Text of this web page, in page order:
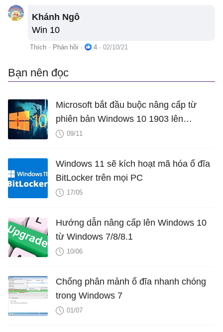
Khánh Ngô
Win 10
Thích · Phản hồi · 4 · 02/10/21
Bạn nên đọc
Microsoft bắt đầu buộc nâng cấp từ
phiên bản Windows 10 1903 lên
Windows 10 1909
09/11
Windows 11 sẽ kích hoạt mã hóa ổ đĩa
BitLocker trên mọi PC
17/05
Hướng dẫn nâng cấp lên Windows 10
từ Windows 7/8/8.1
10/06
Chống phân mảnh ổ đĩa nhanh chóng
trong Windows 7
01/07